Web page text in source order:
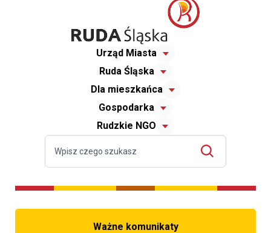
Urząd Miasta
Ruda Śląska
Dla mieszkańca
Gospodarka
Rudzkie NGO
Ważne komunikaty